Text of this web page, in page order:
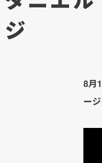
ジ
8月
ー